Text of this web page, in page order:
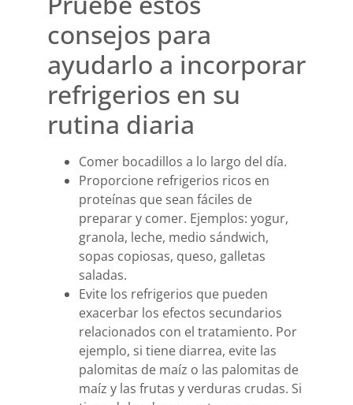
consejos para
ayudarlo a incorporar
refrigerios en su
rutina diaria
Comer bocadillos a lo largo del día.
Proporcione refrigerios ricos en
proteínas que sean fáciles de
preparar y comer. Ejemplos: yogur,
granola, leche, medio sándwich,
sopas copiosas, queso, galletas
saladas.
Evite los refrigerios que pueden
exacerbar los efectos secundarios
relacionados con el tratamiento. Por
ejemplo, si tiene diarrea, evite las
palomitas de maíz o las palomitas de
maíz y las frutas y verduras crudas. Si